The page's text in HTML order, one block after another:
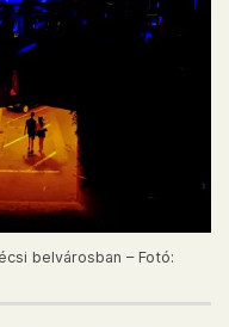
belvárosban – Fotó: